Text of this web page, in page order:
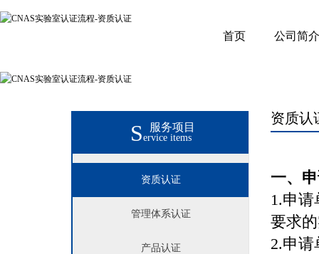
首页 公司简介
服务项目
Service items
资质认证
管理体系认证
产品认证
资质认
一、
1.申
要求
2.申